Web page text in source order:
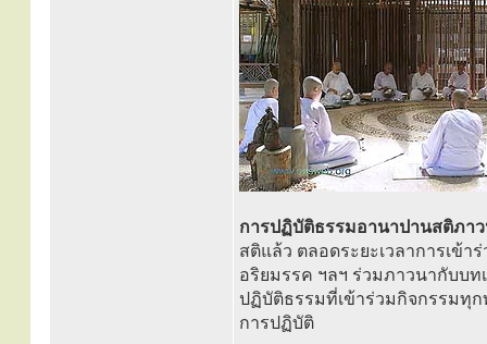
การปฏิบัติธรรมอานาปานสติภา
สติแล้ว ตลอดระยะเวลาการเข้า
อริยมรรค ฯลฯ ร่วมภาวนากับบ
ปฏิบัติธรรมที่เข้าร่วมกิจกรรมทุก
การปฏิบัติ